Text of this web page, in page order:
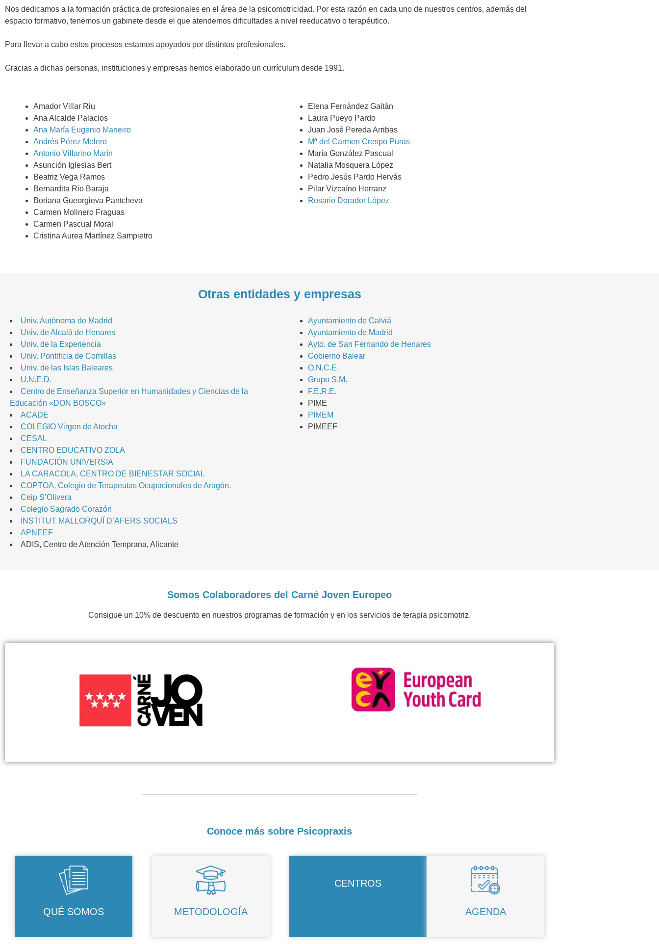
Nos dedicamos a la formación práctica de profesionales en el área de la psicomotricidad. Por esta razón en cada uno de nuestros centros, además del
espacio formativo, tenemos un gabinete desde el que atendemos dificultades a nivel reeducativo o terapéutico.
Para llevar a cabo estos procesos estamos apoyados por distintos profesionales.
Gracias a dichas personas, instituciones y empresas hemos elaborado un currículum desde 1991.
Amador Villar Riu
Ana Alcalde Palacios
Ana María Eugenio Maneiro
Andrés Pérez Melero
Antonio Villarino Marín
Asunción Iglesias Bert
Beatriz Vega Ramos
Bernardita Rio Baraja
Boriana Gueorgieva Pantcheva
Carmen Molinero Fraguas
Carmen Pascual Moral
Cristina Aurea Martínez Sampietro
Elena Fernández Gaitán
Laura Pueyo Pardo
Juan José Pereda Arribas
Mª del Carmen Crespo Puras
María González Pascual
Natalia Mosquera López
Pedro Jesús Pardo Hervás
Pilar Vizcaíno Herranz
Rosario Dorador López
Otras entidades y empresas
Univ. Autónoma de Madrid
Univ. de Alcalá de Henares
Univ. de la Experiencia
Univ. Pontificia de Comillas
Univ. de las Islas Baleares
U.N.E.D.
Centro de Enseñanza Superior en Humanidades y Ciencias de la
Educación «DON BOSCO»
ACADE
COLEGIO Virgen de Atocha
CESAL
CENTRO EDUCATIVO ZOLA
FUNDACIÓN UNIVERSIA
LA CARACOLA, CENTRO DE BIENESTAR SOCIAL
COPTOA, Colegio de Terapeutas Ocupacionales de Aragón.
Ceip S’Olivera
Colegio Sagrado Corazón
INSTITUT MALLORQUÍ D’AFERS SOCIALS
APNEEF
ADIS, Centro de Atención Temprana, Alicante
Ayuntamiento de Calviá
Ayuntamiento de Madrid
Ayto. de San Fernando de Henares
Gobierno Balear
O.N.C.E.
Grupo S.M.
F.E.R.E.
PIME
PIMEM
PIMEEF
Somos Colaboradores del Carné Joven Europeo
Consigue un 10% de descuento en nuestros programas de formación y en los servicios de terapia psicomotriz.
Conoce más sobre Psicopraxis
QUÉ SOMOS METODOLOGÍA
CENTROS
AGENDA